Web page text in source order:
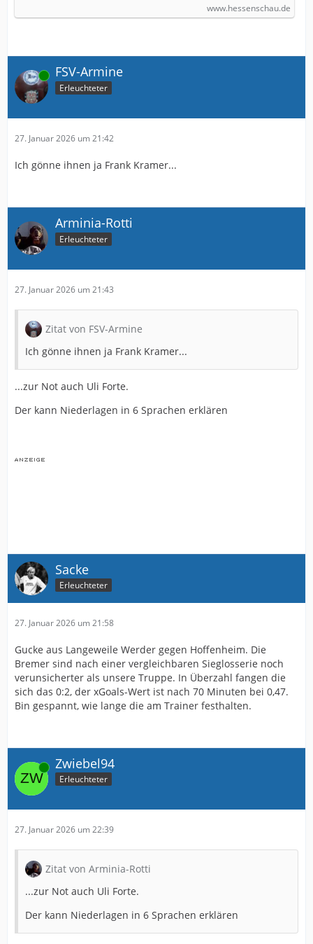
www.hessenschau.de
Online FSV-Armine
Erleuchteter
27. Januar 2026 um 21:42
Ich gönne ihnen ja Frank Kramer...
Arminia-Rotti
Erleuchteter
27. Januar 2026 um 21:43
Zitat von FSV-Armine
Ich gönne ihnen ja Frank Kramer...
...zur Not auch Uli Forte.
Der kann Niederlagen in 6 Sprachen erklären
Sacke
Erleuchteter
27. Januar 2026 um 21:58
Gucke aus Langeweile Werder gegen Hoffenheim. Die
Bremer sind nach einer vergleichbaren Sieglosserie noch
verunsicherter als unsere Truppe. In Überzahl fangen die
sich das 0:2, der xGoals-Wert ist nach 70 Minuten bei 0,47.
Bin gespannt, wie lange die am Trainer festhalten.
Online Zwiebel94
Erleuchteter
27. Januar 2026 um 22:39
Zitat von Arminia-Rotti
...zur Not auch Uli Forte.
Der kann Niederlagen in 6 Sprachen erklären